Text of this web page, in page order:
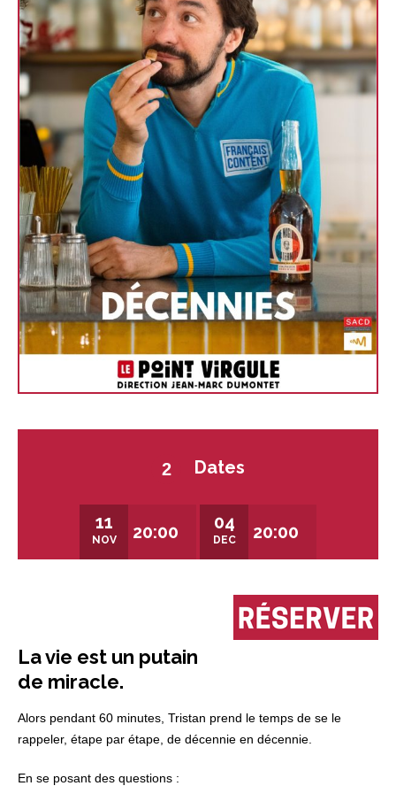
2 Dates
11
NOV 20:00 04
DEC 20:00
La vie est un putain
de miracle.
Alors pendant 60 minutes, Tristan prend le temps de se le
rappeler, étape par étape, de décennie en décennie.
En se posant des questions :